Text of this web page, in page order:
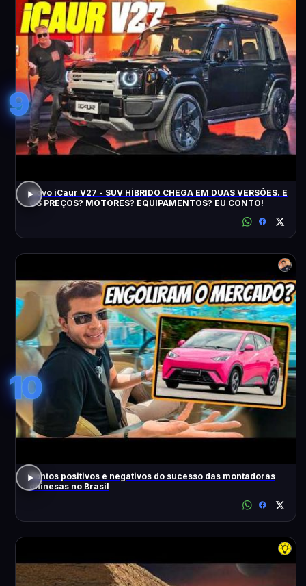
9
Novo iCaur V27 - SUV HÍBRIDO CHEGA EM DUAS VERSÕES. E
OS PREÇOS? MOTORES? EQUIPAMENTOS? EU CONTO!
10
Pontos positivos e negativos do sucesso das montadoras
chinesas no Brasil